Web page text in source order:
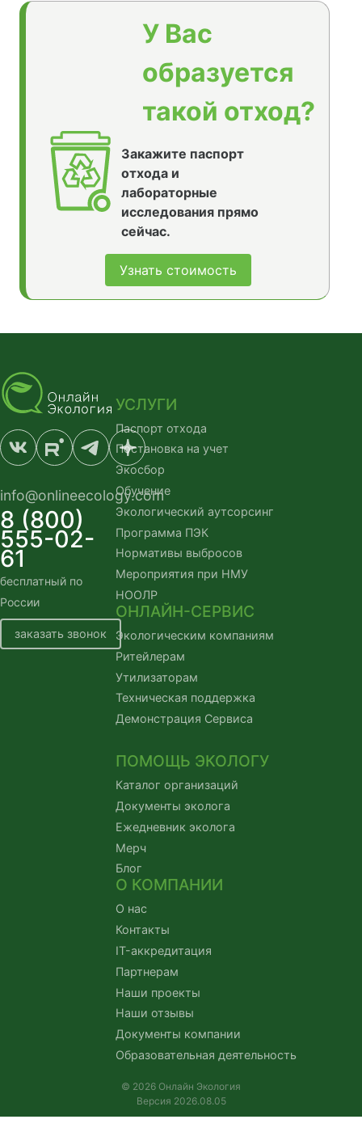
У Вас
образуется
такой отход?
Закажите паспорт
отхода и
лабораторные
исследования прямо
сейчас.
Узнать стоимость
info@onlineecology.com
8 (800)
555-02-
61
бесплатный по
России
заказать звонок
УСЛУГИ
Паспорт отхода
Постановка на учет
Экосбор
Обучение
Экологический аутсорсинг
Программа ПЭК
Нормативы выбросов
Мероприятия при НМУ
НООЛР
ОНЛАЙН-СЕРВИС
Экологическим компаниям
Ритейлерам
Утилизаторам
Техническая поддержка
Демонстрация Сервиса
ПОМОЩЬ ЭКОЛОГУ
Каталог организаций
Документы эколога
Ежедневник эколога
Мерч
Блог
О КОМПАНИИ
О нас
Контакты
IT-аккредитация
Партнерам
Наши проекты
Наши отзывы
Документы компании
Образовательная деятельность
© 2026 Онлайн Экология
Версия 2026.08.05